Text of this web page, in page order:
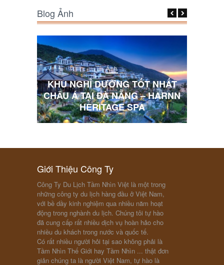
Blog Ảnh
Ảnh
10 BỨC ẢNH LÀM BỐI RỐI DU
KHÁCH VIỆT
Giới Thiệu Công Ty
Công Ty Du Lịch Tầm Nhìn Việt là một trong
những công ty du lịch hàng đầu ở Việt Nam,
với bề dầy kinh nghiệm qua nhiều năm hoạt
động trong nghành du lịch. Chúng tôi tự hào
đã cung cấp rất nhiều dịch vụ hoàn hảo cho
nhiều du khách trong nước và quốc tế.
Có rất nhiều người hỏi tại sao không phải là
Tầm Nhìn Thế Giới hay Tầm Nhìn ... thật đơn
giản chúng ta là người Việt Nam, tự hào là